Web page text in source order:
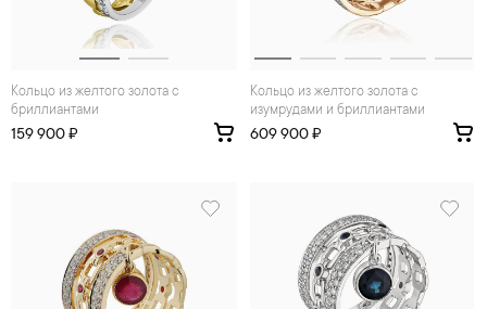
Кольцо из желтого золота с
бриллиантами
159 900 ₽
Кольцо из желтого золота с
изумрудами и бриллиантами
609 900 ₽